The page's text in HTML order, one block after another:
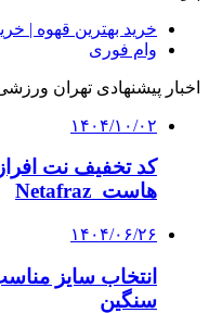
خرید بهترین قهوه |
وام فوری
اخبار پیشنهادی تهران
۱۴۰۴/۱۰/۰۲
کد تخفیف نت
هاست Netafraz
۱۴۰۴/۰۶/۲۶
انتخاب سایز
سنگین